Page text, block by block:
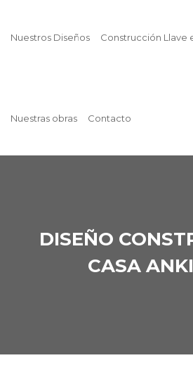
Nuestros Diseños Construcción Llave
Nuestras obras Contacto
DISEÑO
CASA